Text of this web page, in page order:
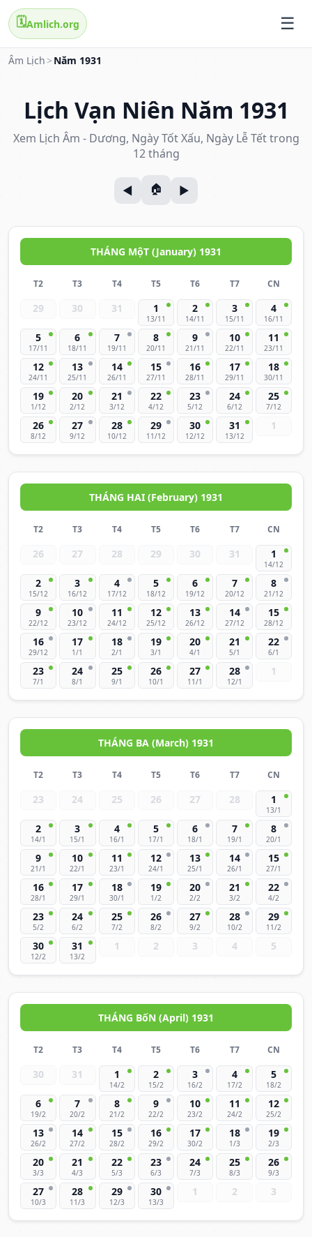
🗓️Amlich.org
Âm Lịch > Năm 1931
Lịch Vạn Niên Năm 1931
Xem Lịch Âm - Dương, Ngày Tốt Xấu, Ngày Lễ Tết trong
12 tháng
THÁNG MộT (January) 1931
T2 T3 T4 T5 T6 T7 CN
29 30 31 1
13/11
2
14/11
3
15/11
4
16/11
5
17/11
6
18/11
7
19/11
8
20/11
9
21/11
10
22/11
11
23/11
12
24/11
13
25/11
14
26/11
15
27/11
16
28/11
17
29/11
18
30/11
19
1/12
20
2/12
21
3/12
22
4/12
23
5/12
24
6/12
25
7/12
26
8/12
27
9/12
28
10/12
29
11/12
30
12/12
31
13/12
1
THÁNG HAI (February) 1931
T2 T3 T4 T5 T6 T7 CN
26 27 28 29 30 31 1
14/12
2
15/12
3
16/12
4
17/12
5
18/12
6
19/12
7
20/12
8
21/12
9
22/12
10
23/12
11
24/12
12
25/12
13
26/12
14
27/12
15
28/12
16
29/12
17
1/1
18
2/1
19
3/1
20
4/1
21
5/1
22
6/1
23
7/1
24
8/1
25
9/1
26
10/1
27
11/1
28
12/1
1
THÁNG BA (March) 1931
T2 T3 T4 T5 T6 T7 CN
23 24 25 26 27 28 1
13/1
2
14/1
3
15/1
4
16/1
5
17/1
6
18/1
7
19/1
8
20/1
9
21/1
10
22/1
11
23/1
12
24/1
13
25/1
14
26/1
15
27/1
16
28/1
17
29/1
18
30/1
19
1/2
20
2/2
21
3/2
22
4/2
23
5/2
24
6/2
25
7/2
26
8/2
27
9/2
28
10/2
29
11/2
30
12/2
31
13/2
1 2 3 4 5
THÁNG BốN (April) 1931
T2 T3 T4 T5 T6 T7 CN
30 31 1
14/2
2
15/2
3
16/2
4
17/2
5
18/2
6
19/2
7
20/2
8
21/2
9
22/2
10
23/2
11
24/2
12
25/2
13
26/2
14
27/2
15
28/2
16
29/2
17
30/2
18
1/3
19
2/3
20
3/3
21
4/3
22
5/3
23
6/3
24
7/3
25
8/3
26
9/3
27
10/3
28
11/3
29
12/3
30
13/3
1 2 3